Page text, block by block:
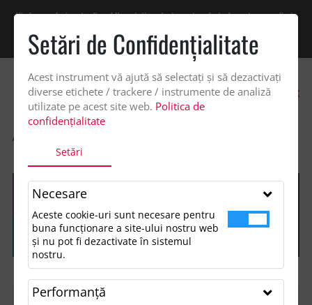
Vindem exclusiv catre firme! Ne puteti contacta pentru oferta de pret personalizata
discount suplimentar de 2% -Cumpără acum!
ACASA
Setări de Confidenţialitate
Acest instrument vă ajută să selectați și să dezactivați
diverse etichete / trackere / instrumente de analiză
utilizate pe acest site web. Politica de
confidențialitate
Setări
Necesare
Aceste cookie-uri sunt necesare pentru
buna funcționare a site-ului nostru web
și nu pot fi dezactivate în sistemul
nostru.
Performanţă